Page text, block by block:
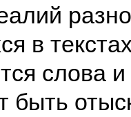
в
слова
быть